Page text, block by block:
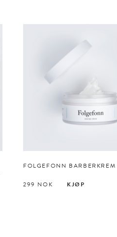
FOLGEFONN BARBERKREM
299 NOK KJØP